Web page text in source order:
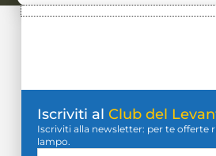
Iscriviti al Club del
Iscriviti alla newsletter: per te offerte
lampo.